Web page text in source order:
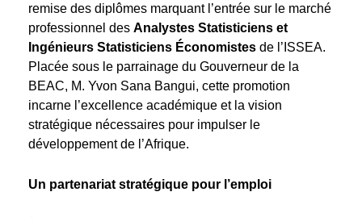
remise des diplômes marquant l’entrée sur le marché
professionnel des Analystes Statisticiens et
Ingénieurs Statisticiens Économistes de l’ISSEA.
Placée sous le parrainage du Gouverneur de la
BEAC, M. Yvon Sana Bangui, cette promotion
incarne l’excellence académique et la vision
stratégique nécessaires pour impulser le
développement de l’Afrique.
Un partenariat stratégique pour l’emploi